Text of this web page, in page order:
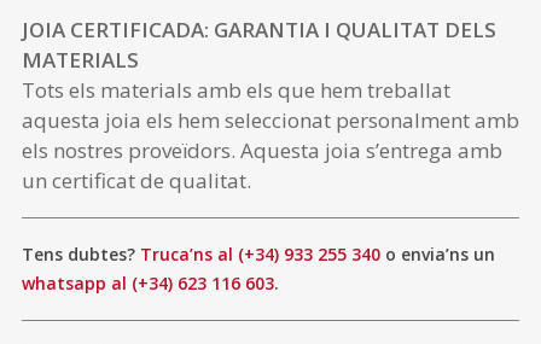
JOIA CERTIFICADA: GARANTIA I QUALITAT DELS
MATERIALS
Tots els materials amb els que hem treballat
aquesta joia els hem seleccionat personalment amb
els nostres proveïdors. Aquesta joia s’entrega amb
un certificat de qualitat.
Tens dubtes? Truca’ns al (+34) 933 255 340 o envia’ns un
whatsapp al (+34) 623 116 603.